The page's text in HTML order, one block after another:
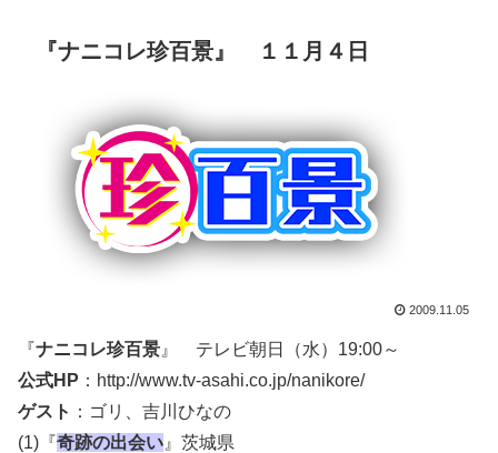
『ナニコレ珍百景』 １１月４日
2009.11.05
『ナニコレ珍百景 』 テレビ朝日（水）19:00～
公式HP ：http://www.tv-asahi.co.jp/nanikore/
ゲスト ：ゴリ、吉川ひなの
(1)『奇跡の出会い 』茨城県